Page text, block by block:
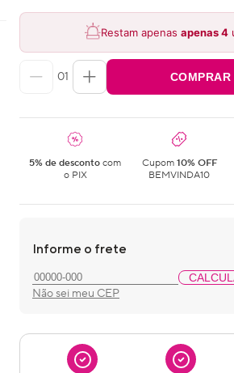
Restam apenas apenas4
01
5% de desconto com
o PIX
Cupom 10% OFF
BEMVINDA10
Informe o frete
Não sei meu CEP